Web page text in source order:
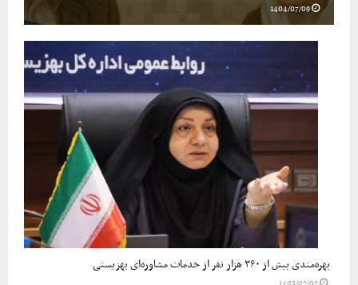
1404/07/09
بهره‌مندی بیش از ۳۶۰ هزار نفر از خدمات مشاوره‌ای بهزیستی